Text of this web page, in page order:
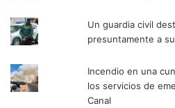
Un guardia civil
presuntamente a
Incendio en una
los servicios de
Canal